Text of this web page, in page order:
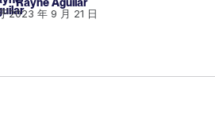
2023 年 9 月 21 日